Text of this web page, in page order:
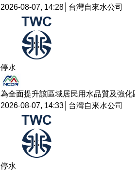
2026-08-07, 14:28│台灣自來水公司
停水
為全面提升該區域居民用水品質及強化
2026-08-07, 14:33│台灣自來水公司
停水